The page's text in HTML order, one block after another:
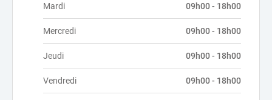
Mardi 09h00 - 18h00
Mercredi 09h00 - 18h00
Jeudi 09h00 - 18h00
Vendredi 09h00 - 18h00